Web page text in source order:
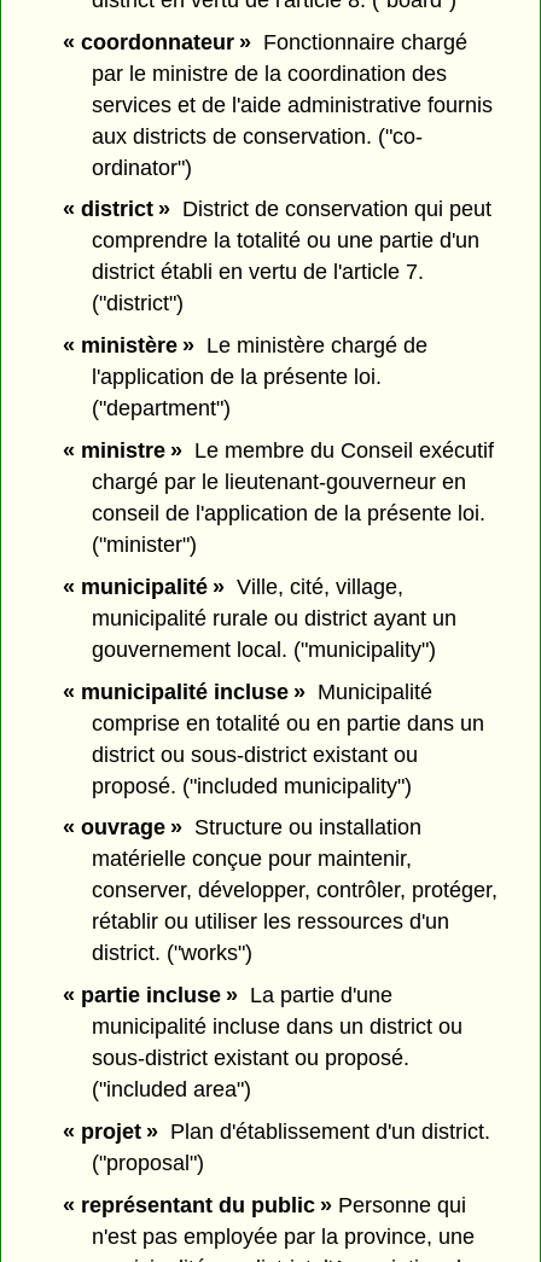
« coordonnateur »Fonctionnaire chargé
par le ministre de la coordination des
services et de l'aide administrative fournis
aux districts de conservation. ("co-
ordinator")
« district »District de conservation qui peut
comprendre la totalité ou une partie d'un
district établi en vertu de l'article 7.
("district")
« ministère »Le ministère chargé de
l'application de la présente loi.
("department")
« ministre »Le membre du Conseil exécutif
chargé par le lieutenant-gouverneur en
conseil de l'application de la présente loi.
("minister")
« municipalité »Ville, cité, village,
municipalité rurale ou district ayant un
gouvernement local. ("municipality")
« municipalité incluse »Municipalité
comprise en totalité ou en partie dans un
district ou sous-district existant ou
proposé. ("included municipality")
« ouvrage »Structure ou installation
matérielle conçue pour maintenir,
conserver, développer, contrôler, protéger,
rétablir ou utiliser les ressources d'un
district. ("works")
« partie incluse »La partie d'une
municipalité incluse dans un district ou
sous-district existant ou proposé.
("included area")
« projet »Plan d'établissement d'un district.
("proposal")
« représentant du public »Personne qui
n'est pas employée par la province, une